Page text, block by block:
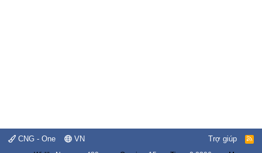
CNG - One VN Trợ giúp
R